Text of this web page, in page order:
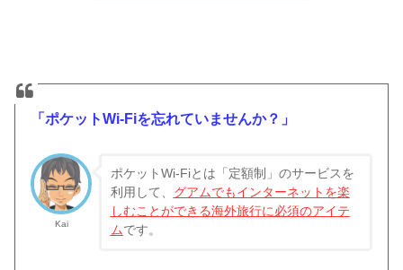
「ポケットWi-Fiを忘れていませんか？」
Kai
ポケットWi-Fiとは「定額制」のサービスを
利用して、 グアムでもインターネットを楽
しむことができる海外旅行に必須のアイテ
ムです。